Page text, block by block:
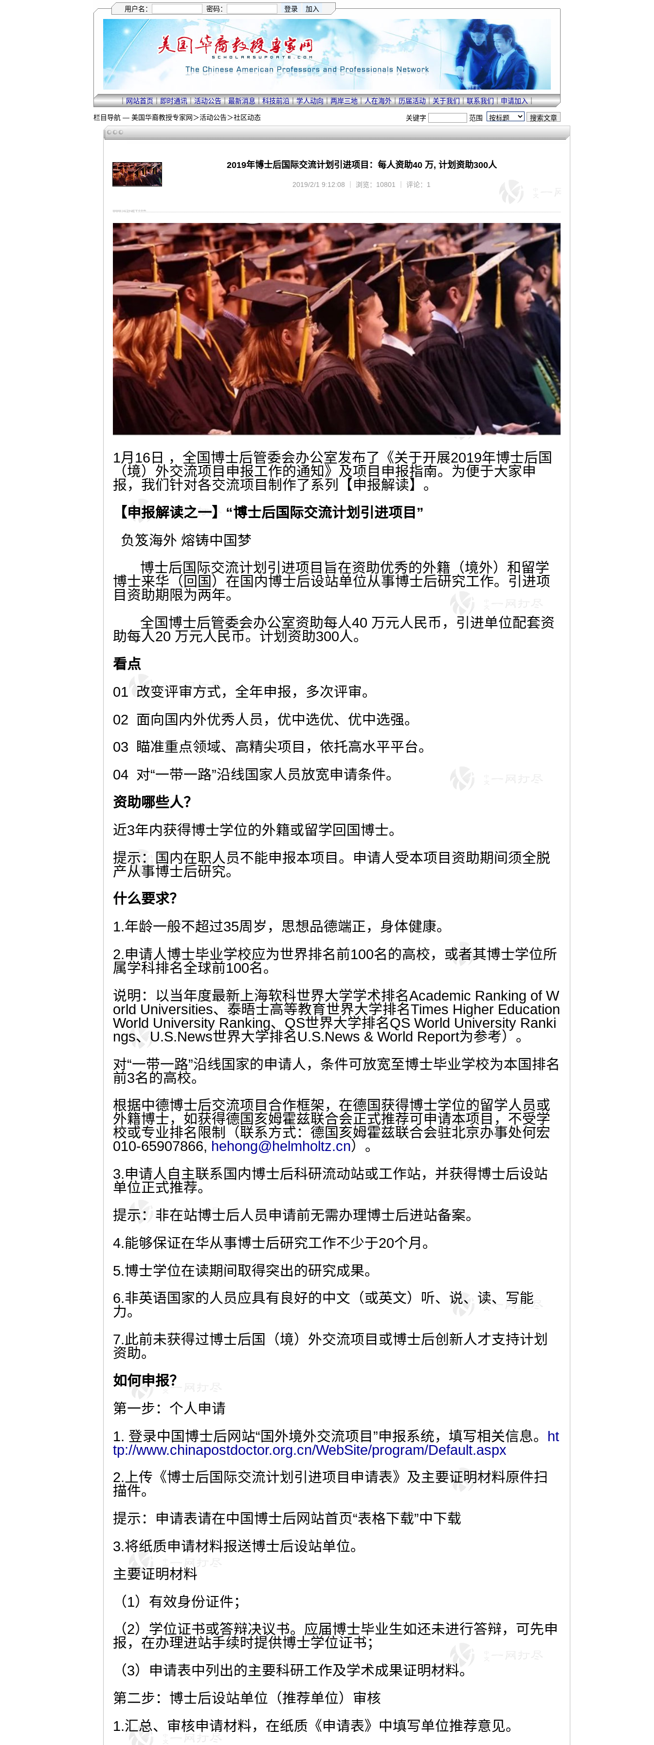
用户名： 密码：
｜网站首页｜即时通讯｜活动公告｜最新消息｜科技前沿｜学人动向｜两岸三地｜人在海外｜历届活动｜关于我们｜联系我们｜申请加入｜
栏目导航 — 美国华裔教授专家网＞活动公告＞社区动态 关键字 范围
2019年博士后国际交流计划引进项目：每人资助40 万, 计划资助300人
2019/2/1 9:12:08 ｜ 浏览：10801 ｜ 评论：1
1月16日 ，全国博士后管委会办公室发布了《关于开展2019年博士后国
（境）外交流项目申报工作的通知》及项目申报指南。为便于大家申
报，我们针对各交流项目制作了系列【申报解读】。
【申报解读之一】“博士后国际交流计划引进项目”
负笈海外 熔铸中国梦
博士后国际交流计划引进项目旨在资助优秀的外籍（境外）和留学
博士来华（回国）在国内博士后设站单位从事博士后研究工作。引进项
目资助期限为两年。
全国博士后管委会办公室资助每人40 万元人民币，引进单位配套资
助每人20 万元人民币。计划资助300人。
看点
01 改变评审方式，全年申报，多次评审。
02 面向国内外优秀人员，优中选优、优中选强。
03 瞄准重点领域、高精尖项目，依托高水平平台。
04 对“一带一路”沿线国家人员放宽申请条件。
资助哪些人？
近3年内获得博士学位的外籍或留学回国博士。
提示：国内在职人员不能申报本项目。申请人受本项目资助期间须全脱
产从事博士后研究。
什么要求？
1.年龄一般不超过35周岁，思想品德端正，身体健康。
2.申请人博士毕业学校应为世界排名前100名的高校，或者其博士学位所
属学科排名全球前100名。
说明：以当年度最新上海软科世界大学学术排名Academic Ranking of W
orld Universities、泰晤士高等教育世界大学排名Times Higher Education
World University Ranking、QS世界大学排名QS World University Ranki
ngs、U.S.News世界大学排名U.S.News & World Report为参考）。
对“一带一路”沿线国家的申请人，条件可放宽至博士毕业学校为本国排名
前3名的高校。
根据中德博士后交流项目合作框架，在德国获得博士学位的留学人员或
外籍博士，如获得德国亥姆霍兹联合会正式推荐可申请本项目，不受学
校或专业排名限制（联系方式：德国亥姆霍兹联合会驻北京办事处何宏
010-65907866, hehong@helmholtz.cn）。
3.申请人自主联系国内博士后科研流动站或工作站，并获得博士后设站
单位正式推荐。
提示：非在站博士后人员申请前无需办理博士后进站备案。
4.能够保证在华从事博士后研究工作不少于20个月。
5.博士学位在读期间取得突出的研究成果。
6.非英语国家的人员应具有良好的中文（或英文）听、说、读、写能
力。
7.此前未获得过博士后国（境）外交流项目或博士后创新人才支持计划
资助。
如何申报？
第一步：个人申请
1. 登录中国博士后网站“国外境外交流项目”申报系统，填写相关信息。 ht
tp://www.chinapostdoctor.org.cn/WebSite/program/Default.aspx
2.上传《博士后国际交流计划引进项目申请表》及主要证明材料原件扫
描件。
提示：申请表请在中国博士后网站首页“表格下载”中下载
3.将纸质申请材料报送博士后设站单位。
主要证明材料
（1）有效身份证件；
（2）学位证书或答辩决议书。应届博士毕业生如还未进行答辩，可先申
报，在办理进站手续时提供博士学位证书；
（3）申请表中列出的主要科研工作及学术成果证明材料。
第二步：博士后设站单位（推荐单位）审核
1.汇总、审核申请材料，在纸质《申请表》中填写单位推荐意见。